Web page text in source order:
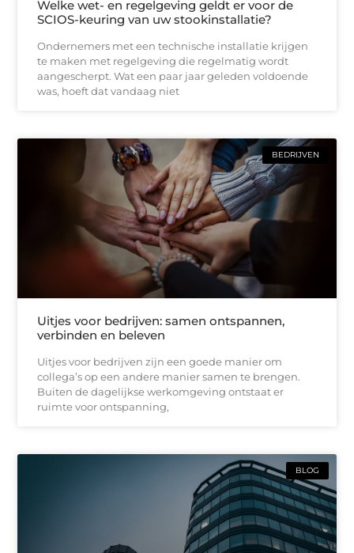
Welke wet- en regelgeving geldt er voor de
SCIOS-keuring van uw stookinstallatie?
Ondernemers met een technische installatie krijgen
te maken met regelgeving die regelmatig wordt
aangescherpt. Wat een paar jaar geleden voldoende
was, hoeft dat vandaag niet
BEDRIJVEN
Uitjes voor bedrijven: samen ontspannen,
verbinden en beleven
Uitjes voor bedrijven zijn een goede manier om
collega’s op een andere manier samen te brengen.
Buiten de dagelijkse werkomgeving ontstaat er
ruimte voor ontspanning,
BLOG